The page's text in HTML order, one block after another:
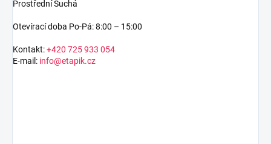
Prostřední Suchá
Otevírací doba Po-Pá: 8:00 – 15:00
Kontakt:+420 725 933 054
E-mail: info@etapik.cz